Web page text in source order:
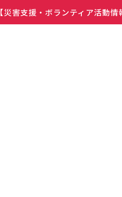
【災害支援・ボランティア活動